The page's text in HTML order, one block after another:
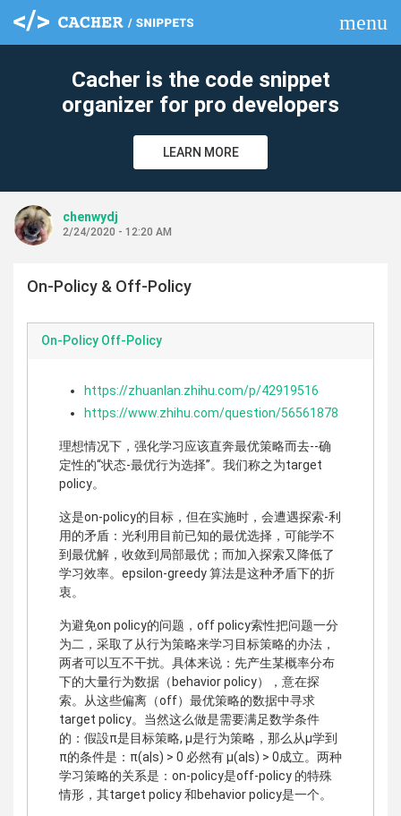
menu
Cacher is the code snippet
organizer for pro developers
LEARN MORE
chenwydj
2/24/2020 - 12:20 AM
On-Policy & Off-Policy
On-Policy Off-Policy
https://zhuanlan.zhihu.com/p/42919516
https://www.zhihu.com/question/56561878
理想情况下，强化学习应该直奔最优策略而去--确
定性的“状态-最优行为选择”。我们称之为target
policy。
这是on-policy的目标，但在实施时，会遭遇探索-利
用的矛盾：光利用目前已知的最优选择，可能学不
到最优解，收敛到局部最优；而加入探索又降低了
学习效率。epsilon-greedy 算法是这种矛盾下的折
衷。
为避免on policy的问题，off policy索性把问题一分
为二，采取了从行为策略来学习目标策略的办法，
两者可以互不干扰。具体来说：先产生某概率分布
下的大量行为数据（behavior policy），意在探
索。从这些偏离（off）最优策略的数据中寻求
target policy。当然这么做是需要满足数学条件
的：假設π是目标策略, µ是行为策略，那么从µ学到
π的条件是：π(a|s) > 0 必然有 µ(a|s) > 0成立。两种
学习策略的关系是：on-policy是off-policy 的特殊
情形，其target policy 和behavior policy是一个。
clear